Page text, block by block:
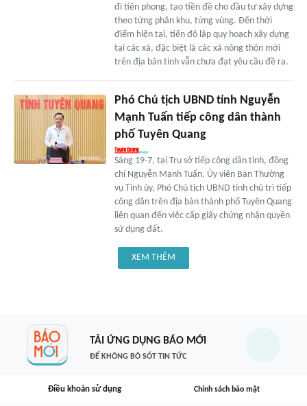
đi tiên phong, tạo tiền đề cho đầu tư xây dựng
theo từng phân khu, từng vùng. Đến thời
điểm hiện tại, tiến độ lập quy hoạch xây dựng
tại các xã, đặc biệt là các xã nông thôn mới
trên địa bàn tỉnh vẫn chưa đạt yêu cầu đề ra.
Phó Chủ tịch UBND tỉnh Nguyễn
Mạnh Tuấn tiếp công dân thành
phố Tuyên Quang
Sáng 19-7, tại Trụ sở tiếp công dân tỉnh, đồng
chí Nguyễn Mạnh Tuấn, Ủy viên Ban Thường
vụ Tỉnh ủy, Phó Chủ tịch UBND tỉnh chủ trì tiếp
công dân trên địa bàn thành phố Tuyên Quang
liên quan đến việc cấp giấy chứng nhận quyền
sử dụng đất.
XEM THÊM
TẢI ỨNG DỤNG BÁO MỚI
ĐỂ KHÔNG BỎ SÓT TIN TỨC
Điều khoản sử dụng Chính sách bảo mật